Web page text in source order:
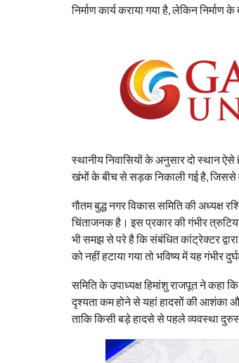
निर्माण कार्य कराया गया है, लेकिन
स्थानीय निवासियों के अनुसार दो स्थान
खंभों के बीच से सड़क निकाली गई है, जिससे
गौतम बुद्ध नगर विकास समिति की अध्यक्ष
चिंताजनक है। इस प्रकार की गंभीर
भी समझ से परे है कि संबंधित कांट्रेक्टर
को नहीं हटाया गया तो भविष्य में यह गंभीर
समिति के उपाध्यक्ष हिमांशु राजपूत ने कहा
दृश्यता कम होने से यहां हादसों की आशंका
ताकि किसी बड़े हादसे से पहले व्यवस्था